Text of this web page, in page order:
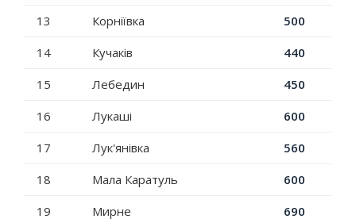
13
Корніївка
500
14
Кучаків
440
15
Лебедин
450
16
Лукаші
600
17
Лук'янівка
560
18
Мала Каратуль
600
19
Мирне
690